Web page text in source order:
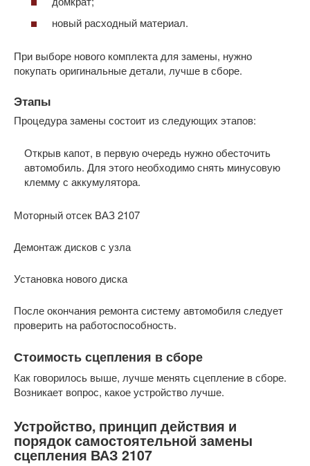
новый расходный материал.
При выборе нового комплекта для замены, нужно
покупать оригинальные детали, лучше в сборе.
Этапы
Процедура замены состоит из следующих этапов:
Открыв капот, в первую очередь нужно обесточить
автомобиль. Для этого необходимо снять минусовую
клемму с аккумулятора.
Моторный отсек ВАЗ 2107
Демонтаж дисков с узла
Установка нового диска
После окончания ремонта систему автомобиля следует
проверить на работоспособность.
Стоимость сцепления в сборе
Как говорилось выше, лучше менять сцепление в сборе.
Возникает вопрос, какое устройство лучше.
Устройство, принцип действия и
порядок самостоятельной замены
сцепления ВАЗ 2107